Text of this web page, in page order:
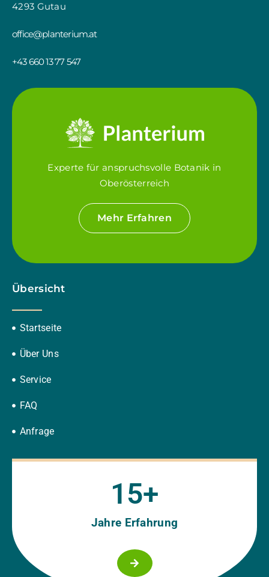
4293 Gutau
office@planterium.at
+43 660 13 77 547
Experte für anspruchsvolle Botanik in
Oberösterreich
Mehr Erfahren
Übersicht
Startseite
Über Uns
Service
FAQ
Anfrage
Jahre Erfahrung
15+